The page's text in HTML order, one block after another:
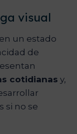
visual
un estado
de
cotidianas y,
si no se